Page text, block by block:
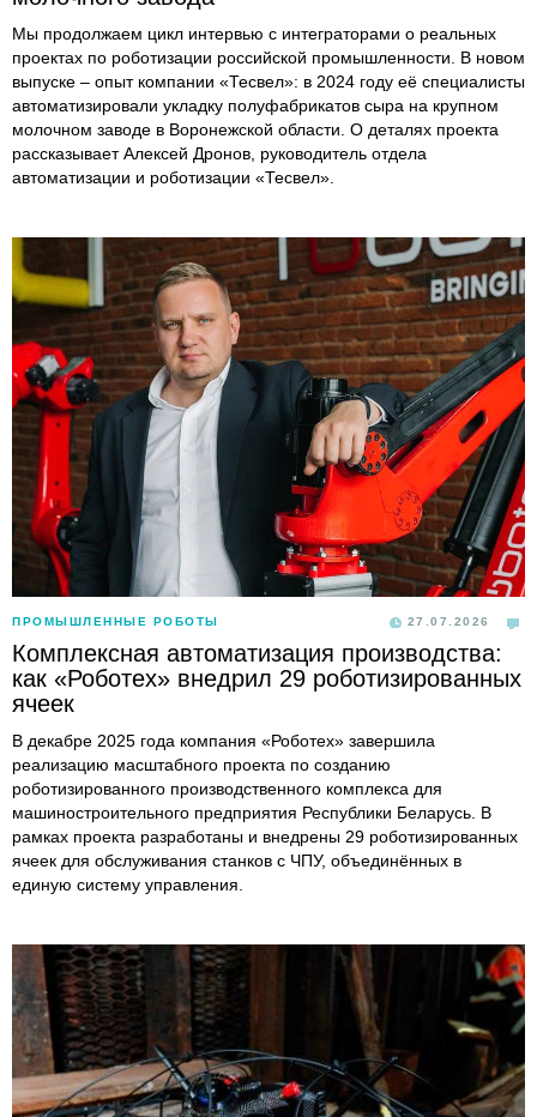
Мы продолжаем цикл интервью с интеграторами о реальных
проектах по роботизации российской промышленности. В новом
выпуске – опыт компании «Тесвел»: в 2024 году её специалисты
автоматизировали укладку полуфабрикатов сыра на крупном
молочном заводе в Воронежской области. О деталях проекта
рассказывает Алексей Дронов, руководитель отдела
автоматизации и роботизации «Тесвел».
ПРОМЫШЛЕННЫЕ РОБОТЫ 27.07.2026
Комплексная автоматизация производства:
как «Роботех» внедрил 29 роботизированных
ячеек
В декабре 2025 года компания «Роботех» завершила
реализацию масштабного проекта по созданию
роботизированного производственного комплекса для
машиностроительного предприятия Республики Беларусь. В
рамках проекта разработаны и внедрены 29 роботизированных
ячеек для обслуживания станков с ЧПУ, объединённых в
единую систему управления.